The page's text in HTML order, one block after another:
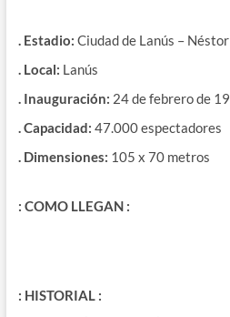
. Estadio: Ciudad de Lanús –
. Local: Lanús
. Inauguración: 24 de febrero de
. Capacidad: 47.000 espectadores
. Dimensiones: 105 x 70 metros
: COMO LLEGAN :
: HISTORIAL :